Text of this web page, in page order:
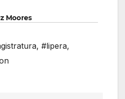
Moores
, #lipera,